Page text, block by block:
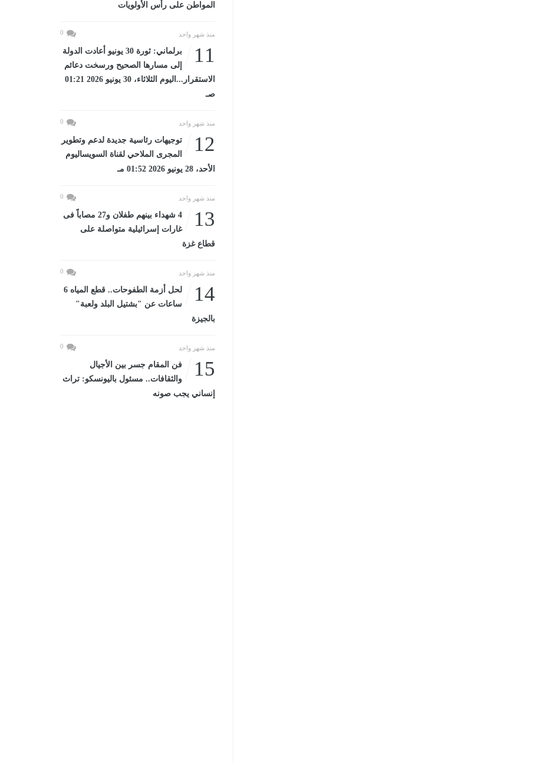
المواطن على رأس الأولويات
منذ شهر واحد 0
11
برلماني: ثورة 30 يونيو أعادت الدولة
إلى مسارها الصحيح ورسخت دعائم
الاستقرار...اليوم الثلاثاء، 30 يونيو 2026 01:21
صـ
منذ شهر واحد 0
12
توجيهات رئاسية جديدة لدعم وتطوير
المجرى الملاحي لقناة السويساليوم
الأحد، 28 يونيو 2026 01:52 مـ
منذ شهر واحد 0
13
4 شهداء بينهم طفلان و27 مصاباً فى
غارات إسرائيلية متواصلة على
قطاع غزة
منذ شهر واحد 0
14
لحل أزمة الطفوحات.. قطع المياه 6
ساعات عن "بشتيل البلد ولعبة"
بالجيزة
منذ شهر واحد 0
15
فن المقام جسر بين الأجيال
والثقافات.. مسئول باليونسكو: تراث
إنساني يجب صونه